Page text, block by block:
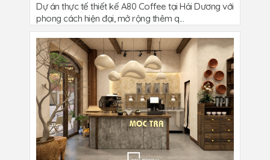
Dự án thực tế thiết kế A80 Coffee tại Hải Dương với
phong cách hiện đại, mở rộng thêm q...